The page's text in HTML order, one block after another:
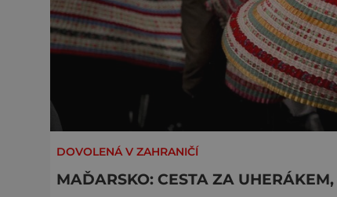
DOVOLENÁ V ZAHRANIČÍ
MAĎARSKO: CESTA ZA